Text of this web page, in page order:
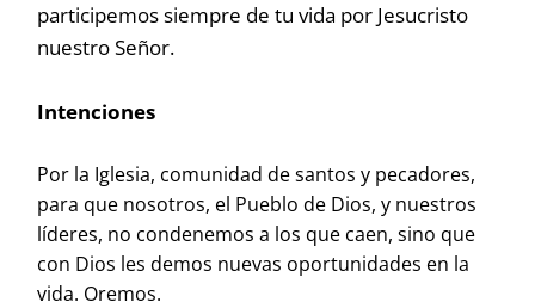
participemos siempre de tu vida por Jesucristo
nuestro Señor.
Intenciones
Por la Iglesia, comunidad de santos y pecadores,
para que nosotros, el Pueblo de Dios, y nuestros
líderes, no condenemos a los que caen, sino que
con Dios les demos nuevas oportunidades en la
vida. Oremos.